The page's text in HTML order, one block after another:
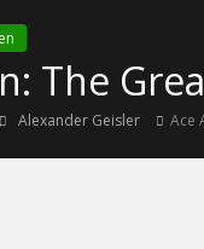
The
Alexander Geisler Ace